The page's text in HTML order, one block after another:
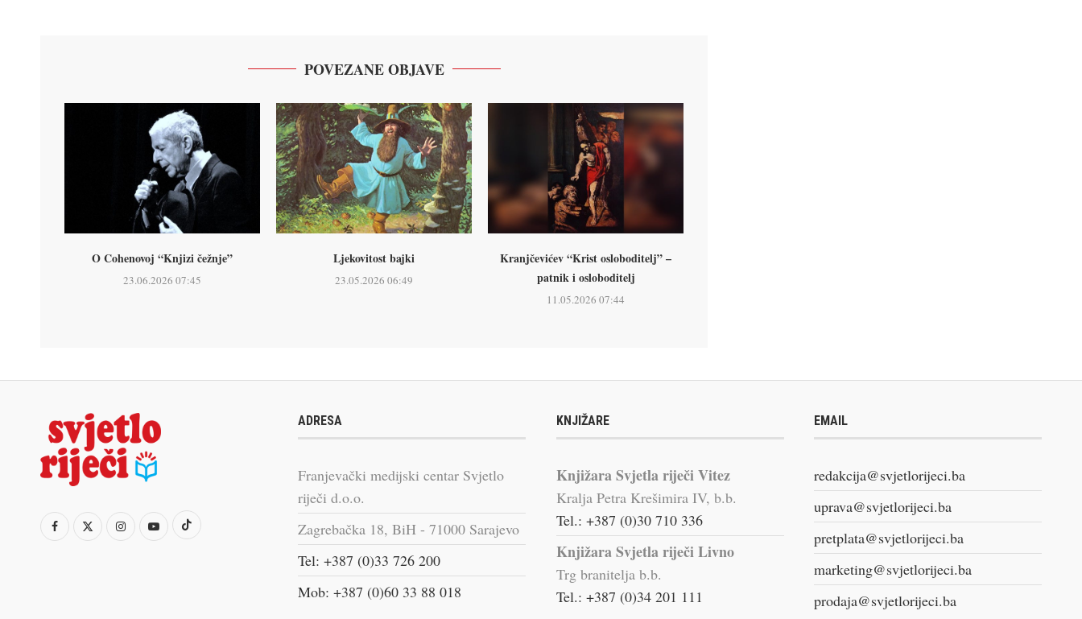
POVEZANE OBJAVE
O Cohenovoj “Knjizi čežnje”
23.06.2026 07:45
Ljekovitost bajki
23.05.2026 06:49
Kranjčevićev “Krist osloboditelj” –
patnik i osloboditelj
11.05.2026 07:44
ADRESA
Franjevački medijski centar Svjetlo
riječi d.o.o.
Zagrebačka 18, BiH - 71000 Sarajevo
Tel: +387 (0)33 726 200
Mob: +387 (0)60 33 88 018
KNJIŽARE
Knjižara Svjetla riječi Vitez
Kralja Petra Krešimira IV, b.b.
Tel.: +387 (0)30 710 336
Knjižara Svjetla riječi Livno
Trg branitelja b.b.
Tel.: +387 (0)34 201 111
EMAIL
redakcija@svjetlorijeci.ba
uprava@svjetlorijeci.ba
pretplata@svjetlorijeci.ba
marketing@svjetlorijeci.ba
prodaja@svjetlorijeci.ba